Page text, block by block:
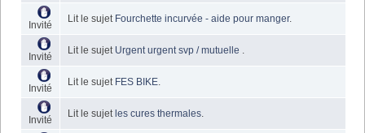
Invité
Lit le sujet Fourchette incurvée - aide pour manger.
Invité
Lit le sujet Urgent urgent svp / mutuelle .
Invité
Lit le sujet FES BIKE.
Invité
Lit le sujet les cures thermales.